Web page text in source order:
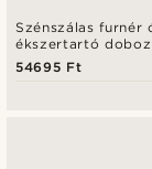
Szénszálas furnér
ékszertartó
rekeszes
54695 Ft